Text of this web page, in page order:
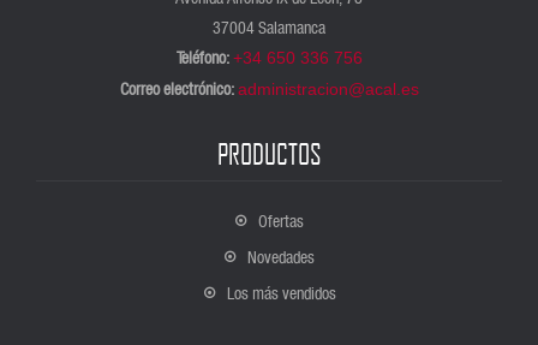
37004 Salamanca
Teléfono: +34 650 336 756
Correo electrónico: administracion@acal.es
PRODUCTOS
Ofertas
Novedades
Los más vendidos